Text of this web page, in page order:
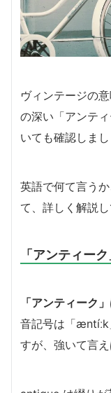
ヴィンテージの
の深い「アンテ
いても確認しまし
英語で何て言う
て、詳しく解説し
「アンティー
「アンティーク
音記号は「æntíːk
すが、強いて言